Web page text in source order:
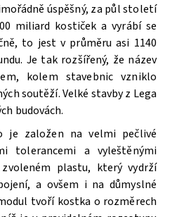
úspěšný, za půl století
miliard kostiček a vyrábí se
to jest v průměru asi 1140
Je tak rozšířený, že název
kolem stavebnic vzniklo
soutěží. Velké stavby z Lega
budovách.
je založen na velmi pečlivé
tolerancemi a vyleštěnými
plastu, který vydrží
a ovšem i na důmyslné
tvoří kostka o rozměrech